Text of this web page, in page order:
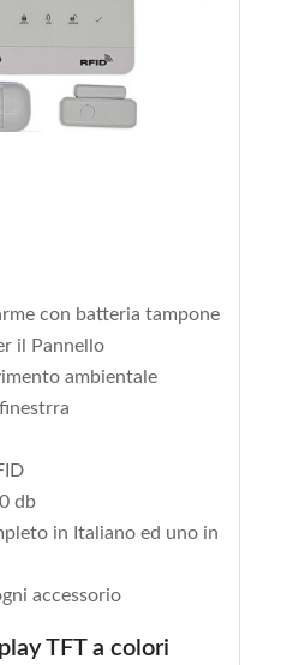
con batteria tampone
il Pannello
ambientale
db
in Italiano ed uno in
accessorio
TFT a colori